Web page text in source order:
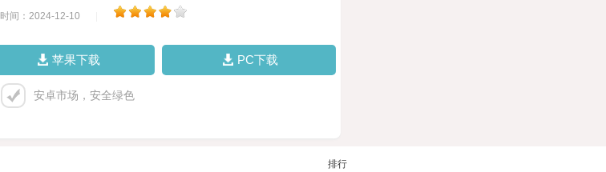
时间：2024-12-10
苹果下载 PC下载
安卓市场，安全绿色
排行